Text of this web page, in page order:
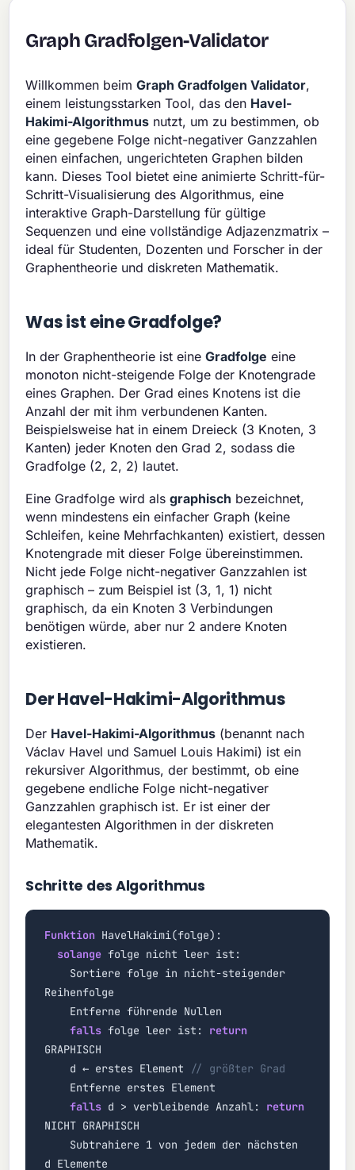
Graph Gradfolgen-Validator
Willkommen beimGraph Gradfolgen Validator,
einem leistungsstarken Tool, das den Havel-
Hakimi-Algorithmus nutzt, um zu bestimmen, ob
eine gegebene Folge nicht-negativer Ganzzahlen
einen einfachen, ungerichteten Graphen bilden
kann. Dieses Tool bietet eine animierte Schritt-für-
Schritt-Visualisierung des Algorithmus, eine
interaktive Graph-Darstellung für gültige
Sequenzen und eine vollständige Adjazenzmatrix –
ideal für Studenten, Dozenten und Forscher in der
Graphentheorie und diskreten Mathematik.
Was ist eine Gradfolge?
In der Graphentheorie ist eineGradfolge eine
monoton nicht-steigende Folge der Knotengrade
eines Graphen. Der Grad eines Knotens ist die
Anzahl der mit ihm verbundenen Kanten.
Beispielsweise hat in einem Dreieck (3 Knoten, 3
Kanten) jeder Knoten den Grad 2, sodass die
Gradfolge (2, 2, 2) lautet.
Eine Gradfolge wird alsgraphisch bezeichnet,
wenn mindestens ein einfacher Graph (keine
Schleifen, keine Mehrfachkanten) existiert, dessen
Knotengrade mit dieser Folge übereinstimmen.
Nicht jede Folge nicht-negativer Ganzzahlen ist
graphisch – zum Beispiel ist (3, 1, 1) nicht
graphisch, da ein Knoten 3 Verbindungen
benötigen würde, aber nur 2 andere Knoten
existieren.
Der Havel-Hakimi-Algorithmus
Der Havel-Hakimi-Algorithmus (benannt nach
Václav Havel und Samuel Louis Hakimi) ist ein
rekursiver Algorithmus, der bestimmt, ob eine
gegebene endliche Folge nicht-negativer
Ganzzahlen graphisch ist. Er ist einer der
elegantesten Algorithmen in der diskreten
Mathematik.
Schritte des Algorithmus
Funktion HavelHakimi(folge):
solange folge nicht leer ist:
Sortiere folge in nicht-steigender
Reihenfolge
Entferne führende Nullen
falls folge leer ist: return
GRAPHISCH
d ← erstes Element // größter Grad
Entferne erstes Element
falls d > verbleibende Anzahl: return
NICHT GRAPHISCH
Subtrahiere 1 von jedem der nächsten
d Elemente